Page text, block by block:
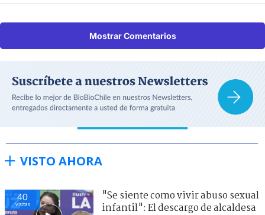
Mostrar Comentarios
VISTO AHORA
40
visitas
"Se siente como vivir abuso sexual
infantil": El descargo de alcaldesa